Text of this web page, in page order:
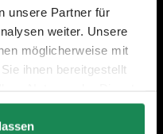
unsere Partner für
weiter. Unsere
möglicherweise mit
ihnen bereitgestellt